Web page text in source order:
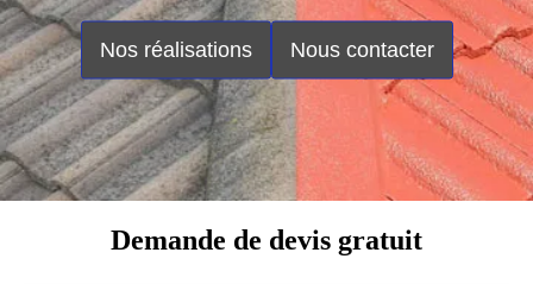
Nos réalisations Nous contacter
Demande de devis gratuit